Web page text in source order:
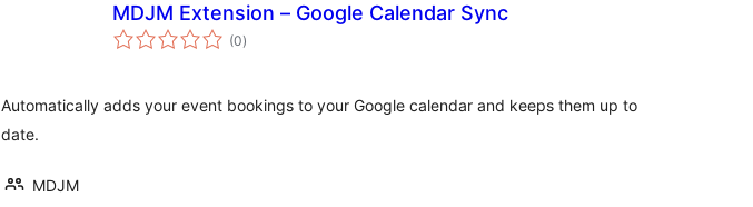
MDJM Extension – Google Calendar Sync
(0tổng
đánh
)
Automatically adds your event bookings to your Google calendar and keeps them up to
date.
MDJM